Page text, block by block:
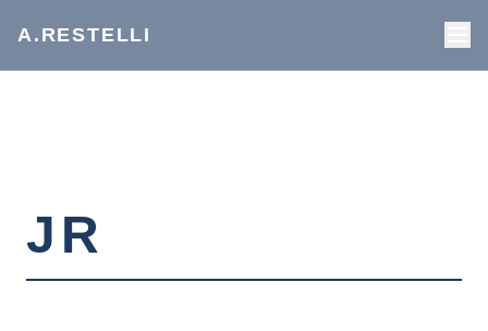
A.RESTELLI
JR